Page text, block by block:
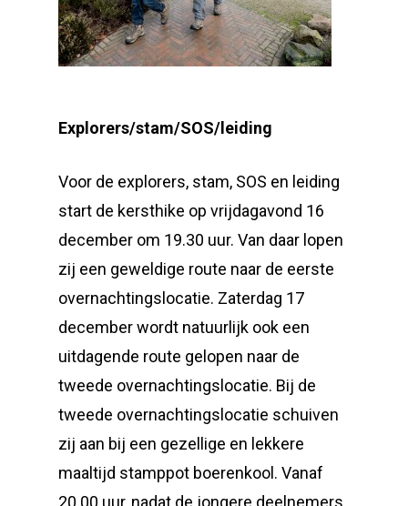
Explorers/stam/SOS/leiding
Voor de explorers, stam, SOS en leiding
start de kersthike op vrijdagavond 16
december om 19.30 uur. Van daar lopen
zij een geweldige route naar de eerste
overnachtingslocatie. Zaterdag 17
december wordt natuurlijk ook een
uitdagende route gelopen naar de
tweede overnachtingslocatie. Bij de
tweede overnachtingslocatie schuiven
zij aan bij een gezellige en lekkere
maaltijd stamppot boerenkool. Vanaf
20.00 uur, nadat de jongere deelnemers